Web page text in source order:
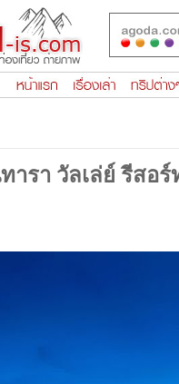
ารา วัลเล่ย์ รีสอ